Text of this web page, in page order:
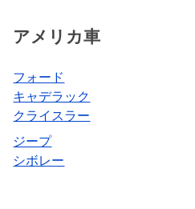
アメリカ車
フォード
キャデラック
クライスラー
ジープ
シボレー